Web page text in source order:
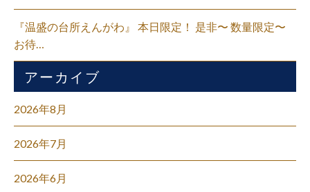
『温盛の台所えんがわ』 本日限定！ 是非〜 数量限定〜
お待…
アーカイブ
2026年8月
2026年7月
2026年6月